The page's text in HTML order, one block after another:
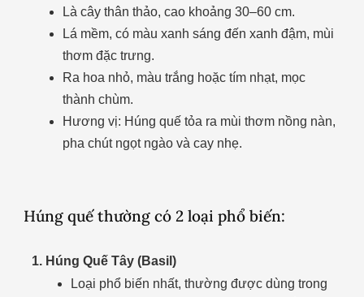
Là cây thân thảo, cao khoảng 30–60 cm.
Lá mềm, có màu xanh sáng đến xanh đậm, mùi
thơm đặc trưng.
Ra hoa nhỏ, màu trắng hoặc tím nhạt, mọc
thành chùm.
Hương vị: Húng quế tỏa ra mùi thơm nồng nàn,
pha chút ngọt ngào và cay nhẹ.
Húng quế thường có 2 loại phổ biến:
1. Húng Quế Tây (Basil)
Loại phổ biến nhất, thường được dùng trong